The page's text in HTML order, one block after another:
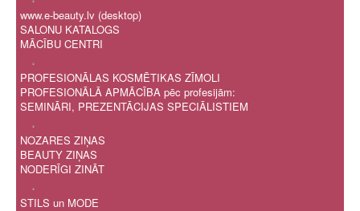
www.e-beauty.lv (desktop)
SALONU KATALOGS
MĀCĪBU CENTRI
.
PROFESIONĀLAS KOSMĒTIKAS ZĪMOLI
PROFESIONĀLĀ APMĀCĪBA pēc profesijām:
SEMINĀRI, PREZENTĀCIJAS SPECIĀLISTIEM
.
NOZARES ZIŅAS
BEAUTY ZIŅAS
NODERĪGI ZINĀT
.
STILS un MODE